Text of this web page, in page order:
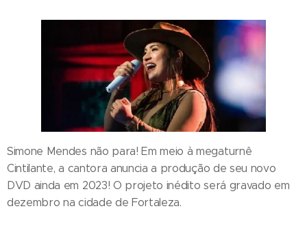
Simone Mendes não para! Em meio à megaturnê
Cintilante, a cantora anuncia a produção de seu novo
DVD ainda em 2023! O projeto inédito será gravado em
dezembro na cidade de Fortaleza.